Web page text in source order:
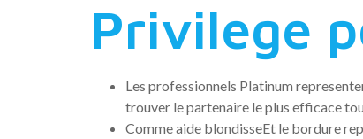
Privilege
Les professionnels Platinum
trouver le partenaire le plus efficace
Comme aide blondisseEt le bordure